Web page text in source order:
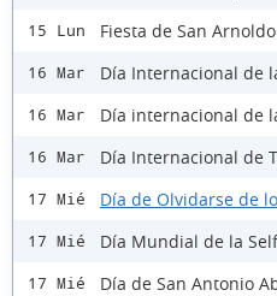
15 Lun Fiesta de San
16 Mar Día Internacional de
16 Mar Día internacional de
16 Mar Día Internacional de
17 Mié Día de Olvidarse de
17 Mié Día Mundial de la
17 Mié Día de San Antonio